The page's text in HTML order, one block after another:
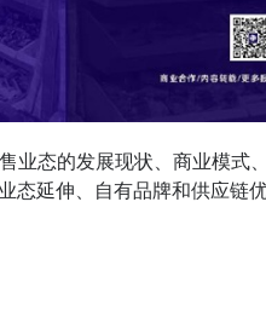
业态的发展现状、商业模式
态延伸、自有品牌和供应链